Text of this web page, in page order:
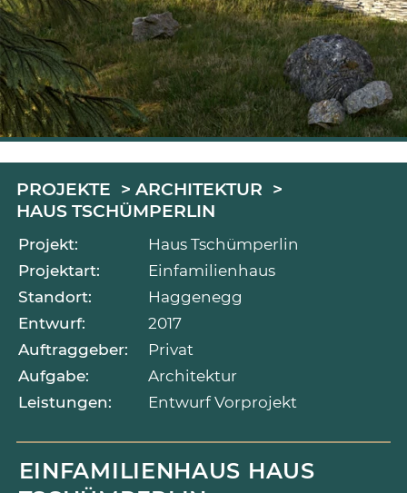
PROJEKTE
ARCHITEKTUR
HAUS TSCHÜMPERLIN
Projekt:
Haus Tschümperlin
Projektart:
Einfamilienhaus
Standort:
Haggenegg
Entwurf:
2017
Auftraggeber:
Privat
Aufgabe:
Architektur
Leistungen:
Entwurf Vorprojekt
EINFAMILIENHAUS HAUS